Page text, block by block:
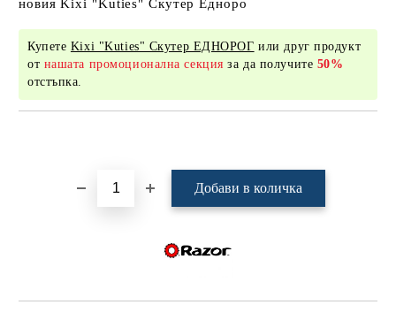
новия Kixi "Kuties" Скутер Едноро
Купете Kixi "Kuties" Скутер ЕДНОРОГ или друг продукт
от нашата промоционална секция за да получите 50%
отстъпка.